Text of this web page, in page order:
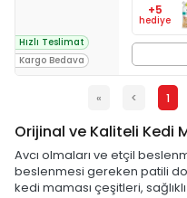
Hızlı Teslimat
Kargo Bedava
+5
hediye
« < 1
Orijinal ve Kaliteli Kedi
Avcı olmaları ve etçil
beslenmesi gereken patili
kedi maması çeşitleri,